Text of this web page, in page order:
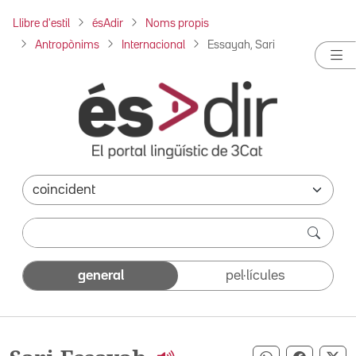
Llibre d'estil ésAdir Noms propis
Antropònims Internacional Essayah, Sari
general pel·lícules